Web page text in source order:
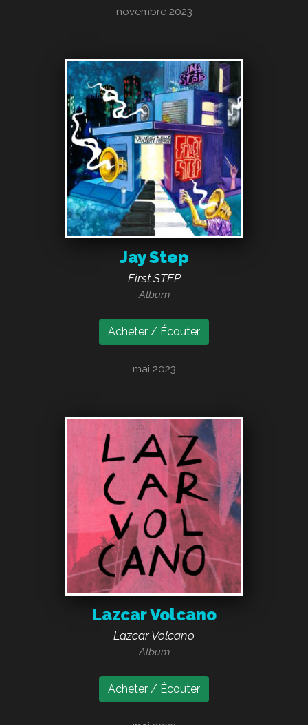
novembre 2023
Jay Step
First STEP
Album
Acheter / Écouter
mai 2023
Lazcar Volcano
Lazcar Volcano
Album
Acheter / Écouter